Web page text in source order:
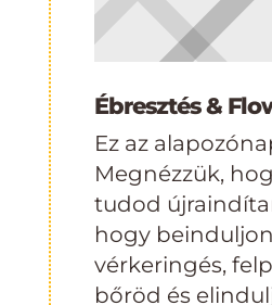
Ébresztés &
Ez az
Megnézzük,
tudod
hogy
vérkeringés,
bőröd és